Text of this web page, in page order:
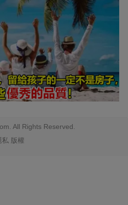
All Rights Reserved.
私 版權